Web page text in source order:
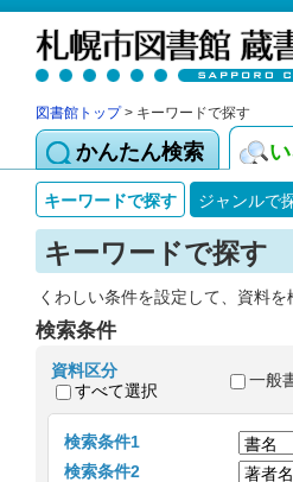
図書館トップ> キーワードで探す
かんたん検索
キーワードで探す ジャンルで
キーワードで探す
くわしい条件を設定して、資料を
検索条件
資料区分
すべて選択
一般
検索条件1
検索条件2